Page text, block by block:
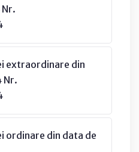
extraordinare din
Nr.
ordinare din data de